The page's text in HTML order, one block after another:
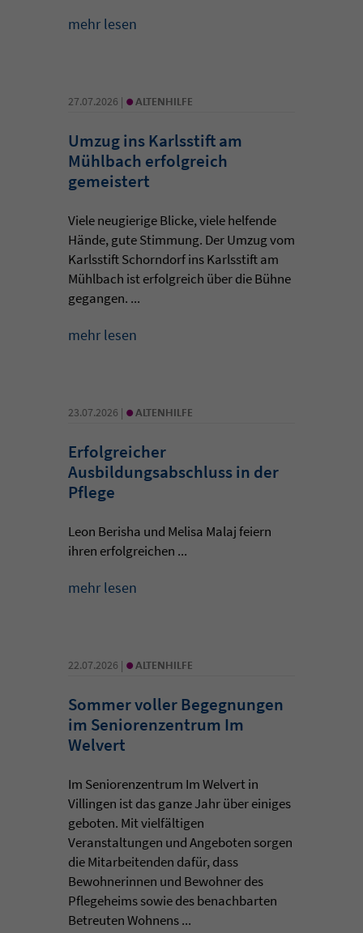
mehr lesen
27.07.2026 | • ALTENHILFE
Umzug ins Karlsstift am
Mühlbach erfolgreich
gemeistert
Viele neugierige Blicke, viele helfende
Hände, gute Stimmung. Der Umzug vom
Karlsstift Schorndorf ins Karlsstift am
Mühlbach ist erfolgreich über die Bühne
gegangen. ...
mehr lesen
23.07.2026 | • ALTENHILFE
Erfolgreicher
Ausbildungsabschluss in der
Pflege
Leon Berisha und Melisa Malaj feiern
ihren erfolgreichen ...
mehr lesen
22.07.2026 | • ALTENHILFE
Sommer voller Begegnungen
im Seniorenzentrum Im
Welvert
Im Seniorenzentrum Im Welvert in
Villingen ist das ganze Jahr über einiges
geboten. Mit vielfältigen
Veranstaltungen und Angeboten sorgen
die Mitarbeitenden dafür, dass
Bewohnerinnen und Bewohner des
Pflegeheims sowie des benachbarten
Betreuten Wohnens ...